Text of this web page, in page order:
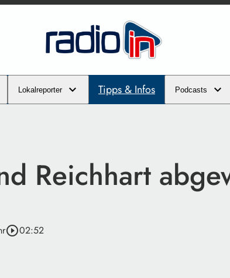
Lokalreporter Tipps & Infos Podcasts
Reichhart
play_circle_outline02:52